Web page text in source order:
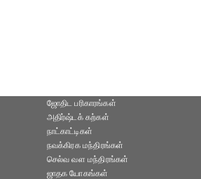
ஜோதிட ப‌ரிகார‌ங்க‌ள்
அதிர்ஷ்டக் கற்கள்
நாட்காட்டிகள்
நவக்கிரக மந்திரங்கள்
செல்வ வள மந்திரங்கள்
ஜாதக யோகங்கள்